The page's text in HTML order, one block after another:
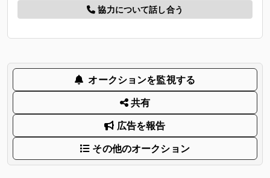
協力について話し合う
オークションを監視する
共有
広告を報告
その他のオークション